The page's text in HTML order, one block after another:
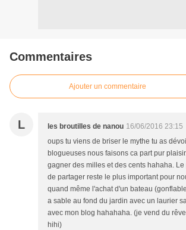
Commentaires
Ajouter un commentaire
L les broutilles de nanou 16/06/2016 23:15
oups tu viens de briser le mythe tu as
blogueuses nous faisons ca part pur
gagner des milles et des cents hahaha.
de partager reste le plus important pour
quand même l'achat d'un bateau
a sable au fond du jardin avec un laurier
avec mon blog hahahaha. (je vend du
hihi)